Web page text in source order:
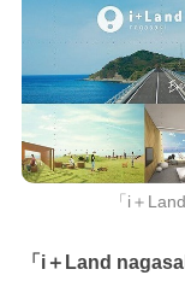
「i＋
「i＋Land